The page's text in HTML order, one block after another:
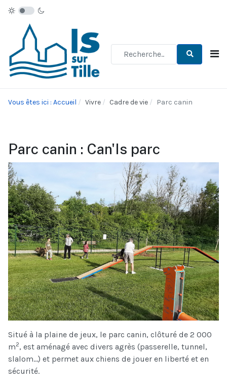
Vous êtes ici : Accueil Vivre Cadre de vie Parc canin
Parc canin : Can'Is parc
Situé à la plaine de jeux, le parc canin, clôturé de 2 000
m2, est aménagé avec divers agrès (passerelle, tunnel,
slalom...) et permet aux chiens de jouer en liberté et en
sécurité.